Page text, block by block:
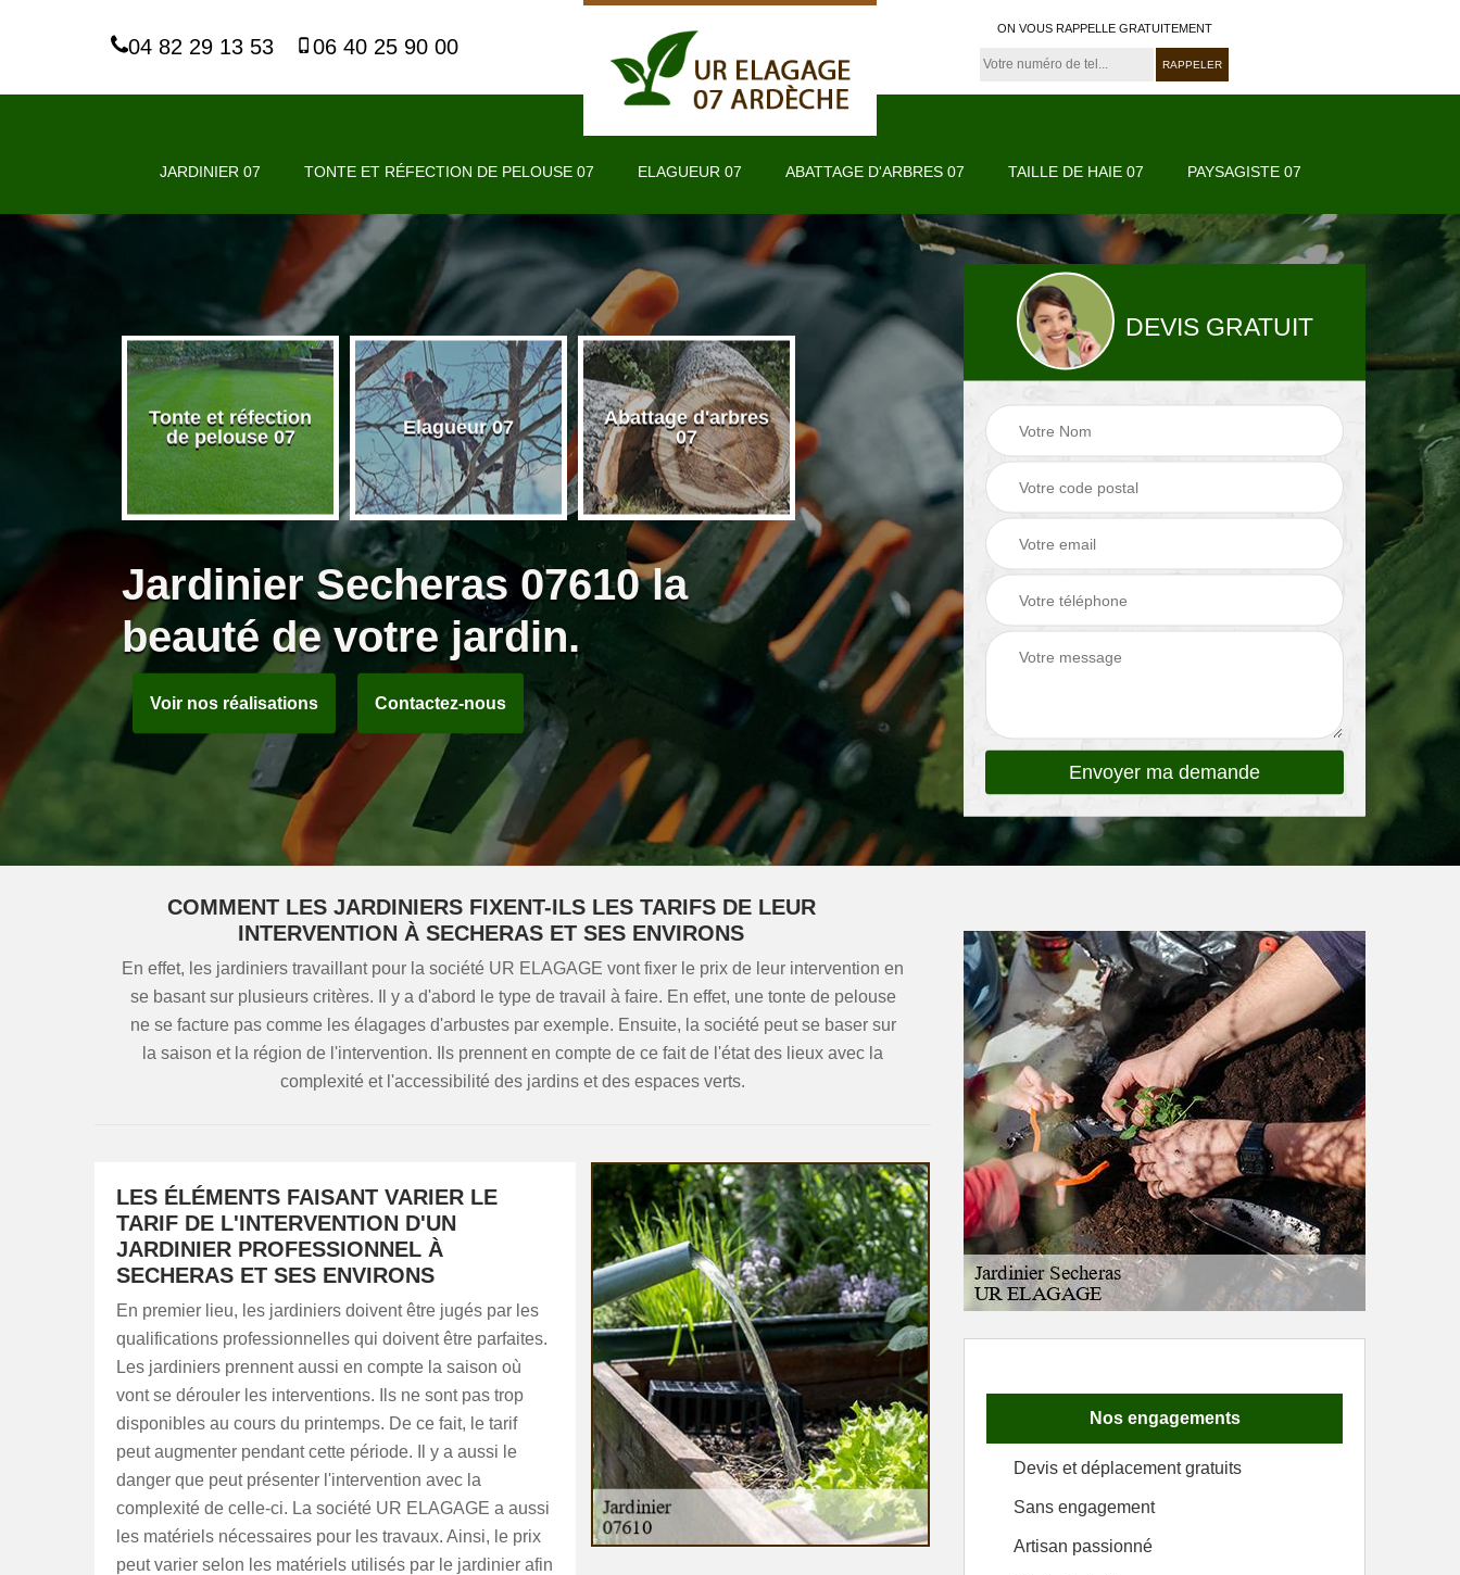
04 82 29 13 53 06 40 25 90 00
ON VOUS RAPPELLE GRATUITEMENT
JARDINIER 07 TONTE ET RÉFECTION DE PELOUSE 07 ELAGUEUR 07 ABATTAGE D'ARBRES 07 TAILLE DE HAIE 07 PAYSAGISTE 07
Tonte et réfection
de pelouse 07
Elagueur 07
Abattage d'arbres
07
Taille de haie 07 Paysagiste 07 Jardinier 07
Jardinier Secheras 07610 la
beauté de votre jardin.
Voir nos réalisations Contactez-nous
DEVIS GRATUIT
COMMENT LES JARDINIERS FIXENT-ILS LES TARIFS DE LEUR
INTERVENTION À SECHERAS ET SES ENVIRONS
En effet, les jardiniers travaillant pour la société UR ELAGAGE vont fixer le prix de leur intervention en
se basant sur plusieurs critères. Il y a d'abord le type de travail à faire. En effet, une tonte de pelouse
ne se facture pas comme les élagages d'arbustes par exemple. Ensuite, la société peut se baser sur
la saison et la région de l'intervention. Ils prennent en compte de ce fait de l'état des lieux avec la
complexité et l'accessibilité des jardins et des espaces verts.
LES ÉLÉMENTS FAISANT VARIER LE
TARIF DE L'INTERVENTION D'UN
JARDINIER PROFESSIONNEL À
SECHERAS ET SES ENVIRONS
En premier lieu, les jardiniers doivent être jugés par les
qualifications professionnelles qui doivent être parfaites.
Les jardiniers prennent aussi en compte la saison où
vont se dérouler les interventions. Ils ne sont pas trop
disponibles au cours du printemps. De ce fait, le tarif
peut augmenter pendant cette période. Il y a aussi le
danger que peut présenter l'intervention avec la
complexité de celle-ci. La société UR ELAGAGE a aussi
les matériels nécessaires pour les travaux. Ainsi, le prix
peut varier selon les matériels utilisés par le jardinier afin
Nos engagements
Devis et déplacement gratuits
Sans engagement
Artisan passionné